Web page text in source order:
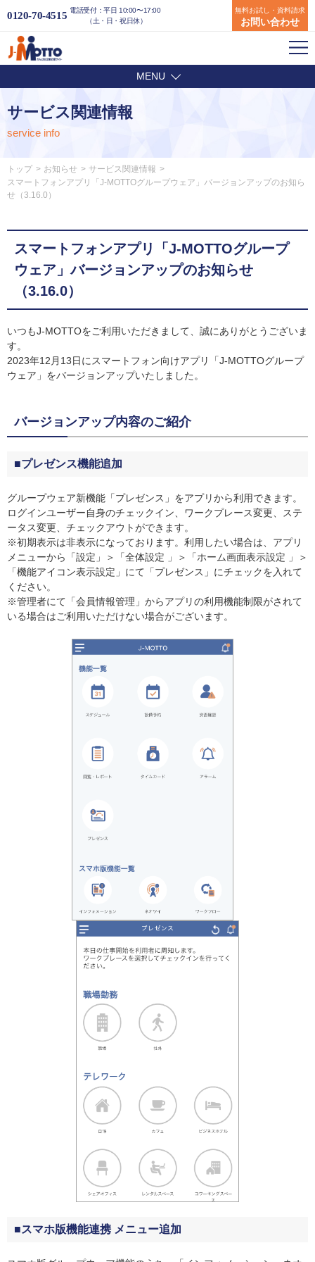
0120-70-4515 電話受付：平日 10:00〜17:00
（土・日・祝日休）
無料お試し・資料請求
お問い合わせ
MENU
サービス関連情報
service info
トップ お知らせ
サービス関連情報
スマートフォンアプリ「J-MOTTOグループウェア」バージョンアップのお知ら
せ（3.16.0）
スマートフォンアプリ「J-MOTTOグループ
ウェア」バージョンアップのお知らせ
（3.16.0）
いつもJ-MOTTOをご利用いただきまして、誠にありがとうございま
す。
2023年12月13日にスマートフォン向けアプリ「J-MOTTOグループ
ウェア」をバージョンアップいたしました。
バージョンアップ内容のご紹介
■プレゼンス機能追加
グループウェア新機能「プレゼンス」をアプリから利用できます。
ログインユーザー自身のチェックイン、ワークプレース変更、ステ
ータス変更、チェックアウトができます。
※初期表示は非表示になっております。利用したい場合は、アプリ
メニューから「設定」＞「全体設定 」＞「ホーム画面表示設定 」＞
「機能アイコン表示設定」にて「プレゼンス」にチェックを入れて
ください。
※管理者にて「会員情報管理」からアプリの利用機能制限がされて
いる場合はご利用いただけない場合がございます。
■スマホ版機能連携 メニュー追加